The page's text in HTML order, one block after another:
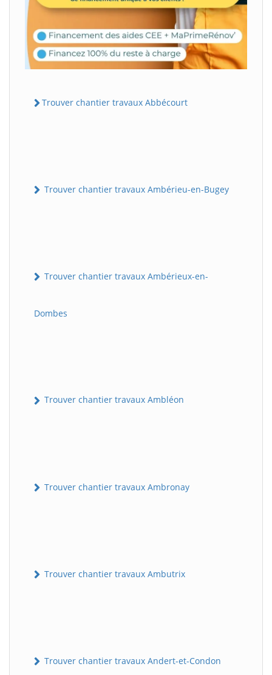
Trouver chantier travaux Abbécourt
Trouver chantier travaux Ambérieu-en-Bugey
Trouver chantier travaux Ambérieux-en-
Dombes
Trouver chantier travaux Ambléon
Trouver chantier travaux Ambronay
Trouver chantier travaux Ambutrix
Trouver chantier travaux Andert-et-Condon